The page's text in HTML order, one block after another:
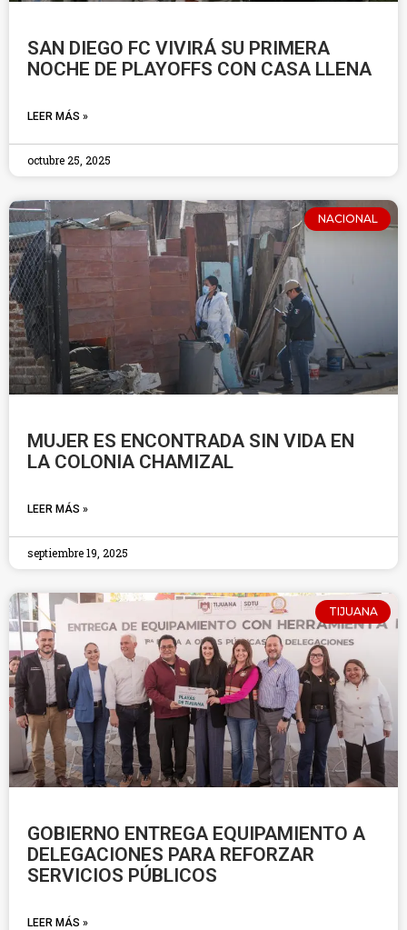
SAN DIEGO FC VIVIRÁ SU PRIMERA
NOCHE DE PLAYOFFS CON CASA LLENA
LEER MÁS »
octubre 25, 2025
NACIONAL
MUJER ES ENCONTRADA SIN VIDA EN
LA COLONIA CHAMIZAL
LEER MÁS »
septiembre 19, 2025
TIJUANA
GOBIERNO ENTREGA EQUIPAMIENTO A
DELEGACIONES PARA REFORZAR
SERVICIOS PÚBLICOS
LEER MÁS »